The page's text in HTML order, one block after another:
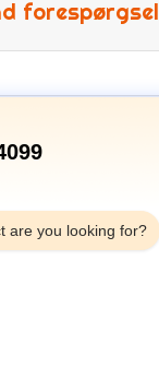
forespørgsel
are you looking for?